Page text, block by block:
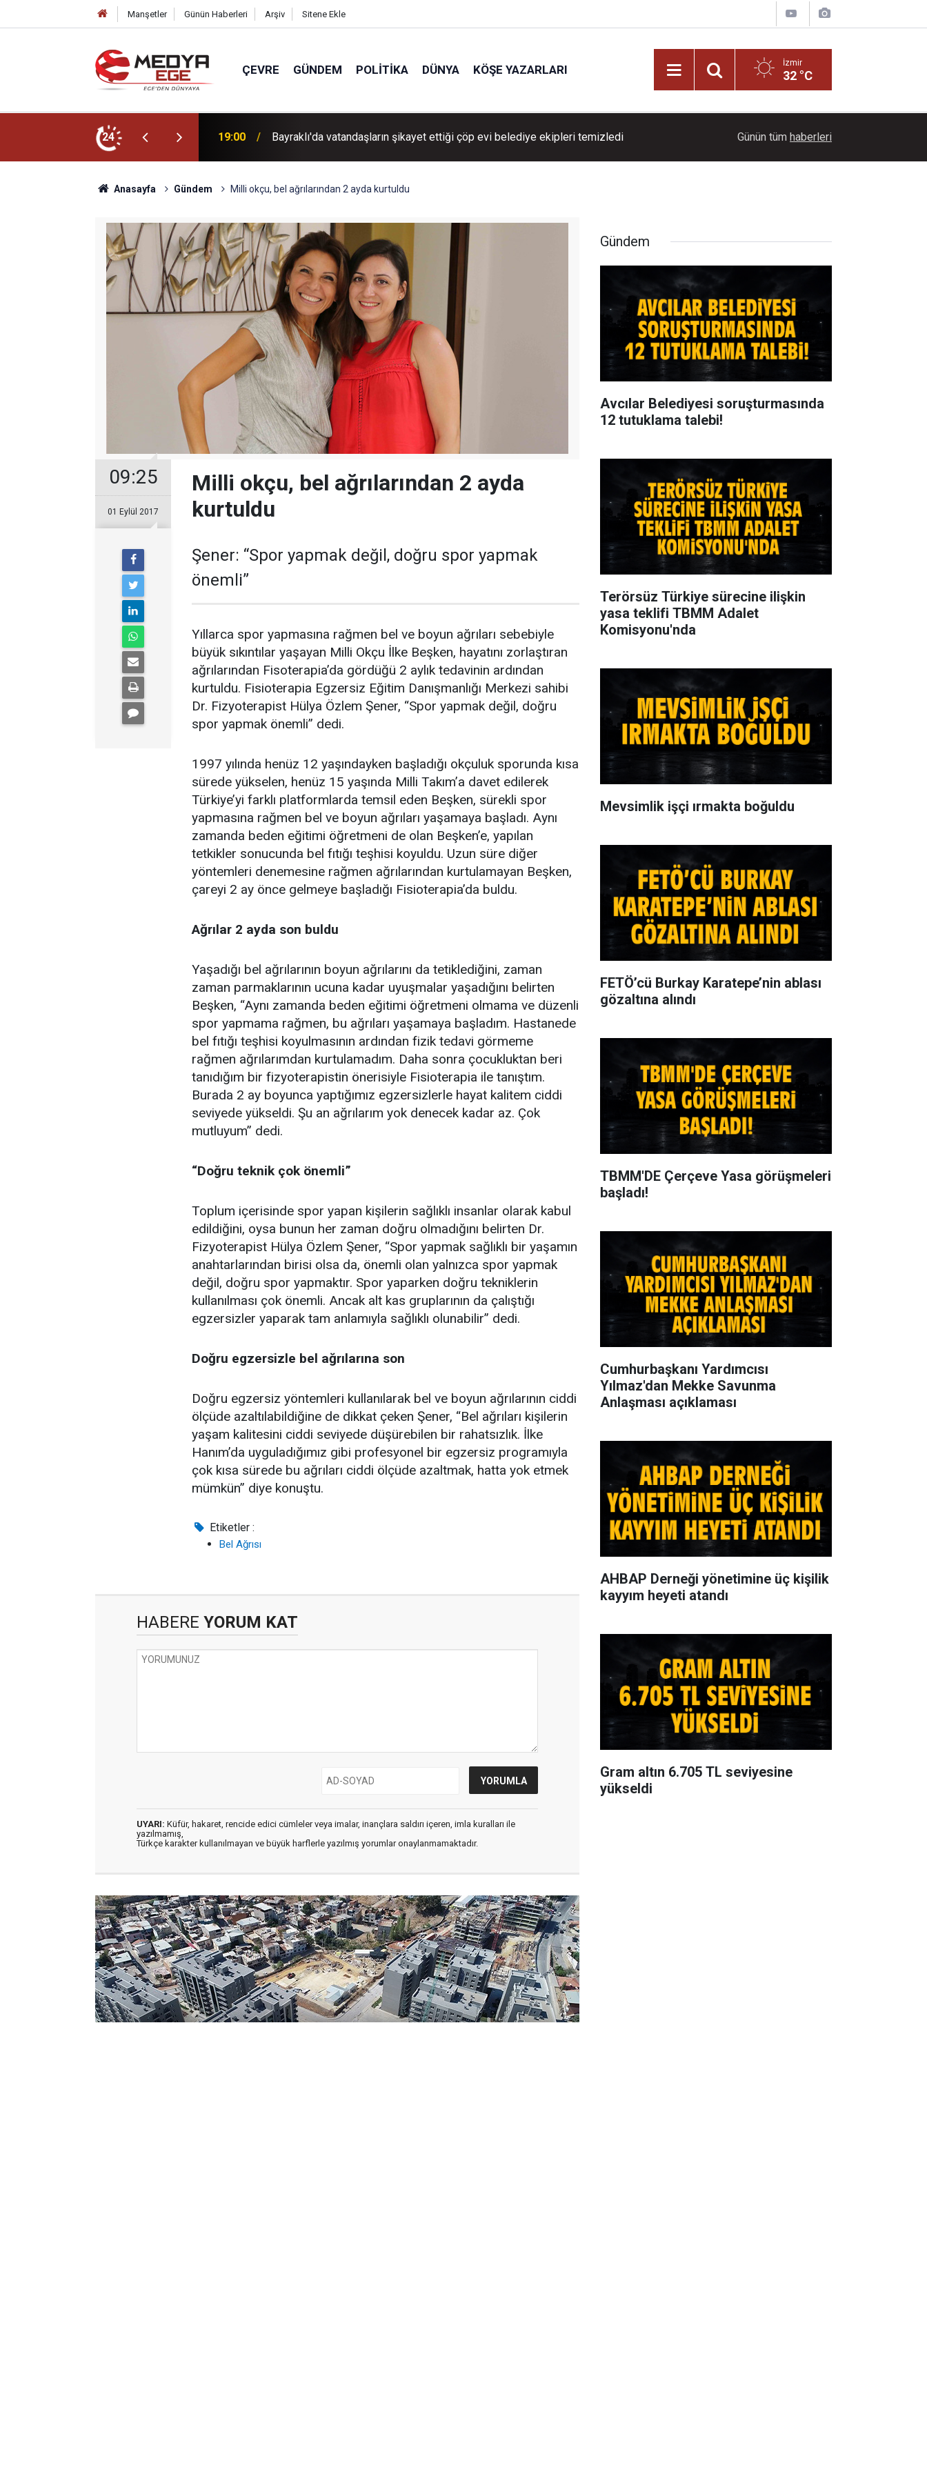
Manşetler Günün Haberleri Arşiv Sitene Ekle
ÇEVRE GÜNDEM POLITIKA DÜNYA KÖŞE YAZARLARI İzmir
32 °C
24
ettiği çöp evi belediye ekipleri temizledi 18:15 Avcılar Belediyesi soruşturmasında 12 tutuklama talebi! Büyükşehir'den kent genelinde kentsel
Günün tüm haberleri
Anasayfa Gündem Milli okçu, bel ağrılarından 2 ayda kurtuldu
09:25
01 Eylül 2017
Milli okçu, bel ağrılarından 2 ayda
kurtuldu
Şener: “Spor yapmak değil, doğru spor yapmak
önemli”
Yıllarca spor yapmasına rağmen bel ve boyun ağrıları sebebiyle
büyük sıkıntılar yaşayan Milli Okçu İlke Beşken, hayatını zorlaştıran
ağrılarından Fisoterapia’da gördüğü 2 aylık tedavinin ardından
kurtuldu. Fisioterapia Egzersiz Eğitim Danışmanlığı Merkezi sahibi
Dr. Fizyoterapist Hülya Özlem Şener, “Spor yapmak değil, doğru
spor yapmak önemli” dedi.
1997 yılında henüz 12 yaşındayken başladığı okçuluk sporunda kısa
sürede yükselen, henüz 15 yaşında Milli Takım’a davet edilerek
Türkiye’yi farklı platformlarda temsil eden Beşken, sürekli spor
yapmasına rağmen bel ve boyun ağrıları yaşamaya başladı. Aynı
zamanda beden eğitimi öğretmeni de olan Beşken’e, yapılan
tetkikler sonucunda bel fıtığı teşhisi koyuldu. Uzun süre diğer
yöntemleri denemesine rağmen ağrılarından kurtulamayan Beşken,
çareyi 2 ay önce gelmeye başladığı Fisioterapia’da buldu.
Ağrılar 2 ayda son buldu
Yaşadığı bel ağrılarının boyun ağrılarını da tetiklediğini, zaman
zaman parmaklarının ucuna kadar uyuşmalar yaşadığını belirten
Beşken, “Aynı zamanda beden eğitimi öğretmeni olmama ve düzenli
spor yapmama rağmen, bu ağrıları yaşamaya başladım. Hastanede
bel fıtığı teşhisi koyulmasının ardından fizik tedavi görmeme
rağmen ağrılarımdan kurtulamadım. Daha sonra çocukluktan beri
tanıdığım bir fizyoterapistin önerisiyle Fisioterapia ile tanıştım.
Burada 2 ay boyunca yaptığımız egzersizlerle hayat kalitem ciddi
seviyede yükseldi. Şu an ağrılarım yok denecek kadar az. Çok
mutluyum” dedi.
“Doğru teknik çok önemli”
Toplum içerisinde spor yapan kişilerin sağlıklı insanlar olarak kabul
edildiğini, oysa bunun her zaman doğru olmadığını belirten Dr.
Fizyoterapist Hülya Özlem Şener, “Spor yapmak sağlıklı bir yaşamın
anahtarlarından birisi olsa da, önemli olan yalnızca spor yapmak
değil, doğru spor yapmaktır. Spor yaparken doğru tekniklerin
kullanılması çok önemli. Ancak alt kas gruplarının da çalıştığı
egzersizler yaparak tam anlamıyla sağlıklı olunabilir” dedi.
Doğru egzersizle bel ağrılarına son
Doğru egzersiz yöntemleri kullanılarak bel ve boyun ağrılarının ciddi
ölçüde azaltılabildiğine de dikkat çeken Şener, “Bel ağrıları kişilerin
yaşam kalitesini ciddi seviyede düşürebilen bir rahatsızlık. İlke
Hanım’da uyguladığımız gibi profesyonel bir egzersiz programıyla
çok kısa sürede bu ağrıları ciddi ölçüde azaltmak, hatta yok etmek
mümkün” diye konuştu.
Etiketler :
Bel Ağrısı
HABERE YORUM KAT
UYARI: Küfür, hakaret, rencide edici cümleler veya imalar, inançlara saldırı içeren, imla kuralları ile
yazılmamış,
Türkçe karakter kullanılmayan ve büyük harflerle yazılmış yorumlar onaylanmamaktadır.
Gündem
Avcılar Belediyesi soruşturmasında
12 tutuklama talebi!
Terörsüz Türkiye sürecine ilişkin
yasa teklifi TBMM Adalet
Komisyonu'nda
Mevsimlik işçi ırmakta boğuldu
FETÖ’cü Burkay Karatepe’nin ablası
gözaltına alındı
TBMM'DE Çerçeve Yasa görüşmeleri
başladı!
Cumhurbaşkanı Yardımcısı
Yılmaz'dan Mekke Savunma
Anlaşması açıklaması
AHBAP Derneği yönetimine üç kişilik
kayyım heyeti atandı
Gram altın 6.705 TL seviyesine
yükseldi